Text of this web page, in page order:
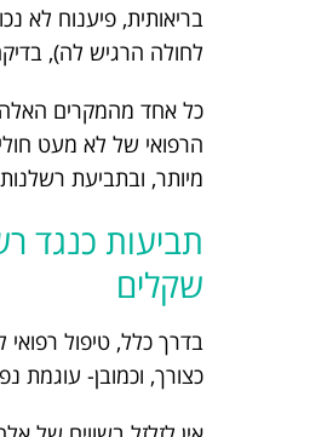
בריאותית, פיענוח לא
לחולה הרגיש לה),
כל אחד מהמקרים האלה
הרפואי של לא מעט
מיותר, ובתביעת
תביעות כנגד
שקלים
בדרך כלל, טיפול
כצורך, וכמובן- עוגמת